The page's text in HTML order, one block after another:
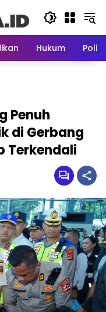
Hukum
Penuh
di Gerbang
Terkendali